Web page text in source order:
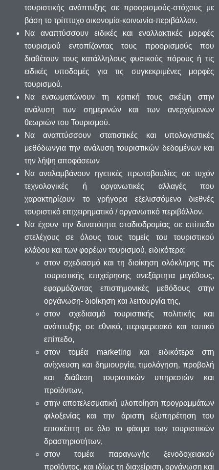
τουριστικής ανάπτυξης σε προορισμούς-στόχους με
βάση το τρίπτυχο οικονομία-κοινωνία-περιβάλλον.
Να αναπτύσσουν ειδικές και εναλλακτικές μορφές
τουρισμού εντοπίζοντας τους προορισμούς που
διαθέτουν τους κατάλληλους φυσικούς πόρους ή τις
ειδικές υποδομές για τις συγκεκριμένες μορφές
τουρισμού.
Να ενσωματώνουν τη κριτική τους σκέψη στην
ανάλυση των σημερινών και των ανερχόμενων
θεωριών του Τουρισμού.
Να αναπτύσσουν στατιστικές και υπολογιστικές
μεθόδωνγια την ανάλυση τουριστικών δεδομένων και
την λήψη αποφάσεων
Να αναλαμβάνουν ηγετικές πρωτοβουλίες σε τυχόν
τεχνολογικές ή οργανωτικές αλλαγές που
χαρακτηρίζουν το γρήγορα εξελισσόμενο διεθνές
τουριστικό επιχειρηματικό / οργανωτικό περιβάλλον.
Να έχουν την δυνατότητα σταδιοδρομίας σε επίπεδο
στελέχους σε όλους τους τομείς του τουριστικού
κλάδου και των φορέων τουρισμού, ειδικότερα:
στον σχεδιασμό και τη διοίκηση ολόκληρης της
τουριστικής επιχείρησης ανεξάρτητα μεγέθους,
εφαρμόζοντας επιστημονικές μεθόδους στην
οργάνωση- διοίκηση και λειτουργία της,
στον σχεδιασμό τουριστικής πολιτικής και
ανάπτυξης σε εθνικό, περιφερειακό και τοπικό
επίπεδο,
στον τομέα marketing και ειδικότερα στη
ανίχνευση και δημιουργία, τιμολόγηση, προβολή
και διάθεση τουριστικών υπηρεσιών και
προϊόντων,
στην αποτελεσματική υλοποίηση προγραμμάτων
φιλοξενίας και την άριστη εξυπηρέτηση του
επισκέπτη σε όλο το φάσμα των τουριστικών
δραστηριοτήτων,
στον τομέα παραγωγής ξενοδοχειακού
προϊόντος, και ιδίως τη διαχείριση, οργάνωση και